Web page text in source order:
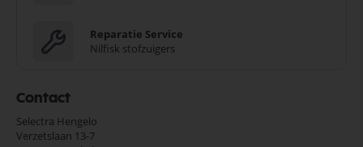
Reparatie Service
Nilfisk stofzuigers
Contact
Selectra Hengelo
Verzetslaan 13-7